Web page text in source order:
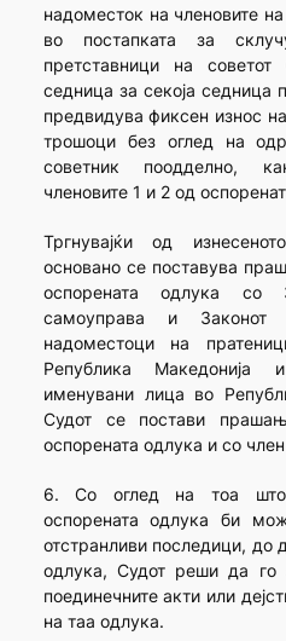
надоместок на членовите
во постапката за
претставници на
седница за секоја седница
предвидува фиксен износ
трошоци без оглед на
советник поодделно,
членовите 1 и 2 од
Тргнувајќи од
основано се поставува
оспорената одлука со
самоуправа и
надоместоци на
Република
именувани лица во
Судот се постави
оспорената одлука и со
6. Со оглед на тоа
оспорената одлука би
отстранливи последици, до
одлука, Судот реши да го
поединечните акти или
на таа одлука.